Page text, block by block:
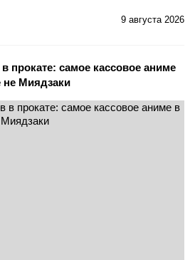
9 августа 2026
прокате: самое кассовое аниме
не Миядзаки